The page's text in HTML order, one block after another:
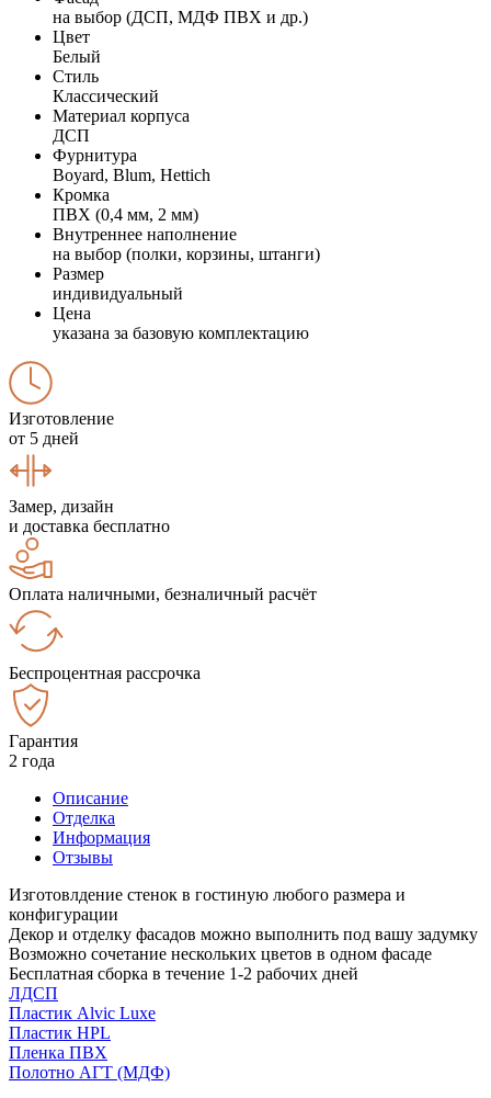
на выбор (ДСП, МДФ ПВХ и др.)
Цвет
Белый
Стиль
Классический
Материал корпуса
ДСП
Фурнитура
Boyard, Blum, Hettich
Кромка
ПВХ (0,4 мм, 2 мм)
Внутреннее наполнение
на выбор (полки, корзины, штанги)
Размер
индивидуальный
Цена
указана за базовую комплектацию
Изготовление
от 5 дней
Замер, дизайн
и доставка бесплатно
Оплата наличными, безналичный расчёт
Беспроцентная рассрочка
Гарантия
2 года
Описание
Отделка
Информация
Отзывы
Изготовлдение стенок в гостиную любого размера и
конфигурации
Декор и отделку фасадов можно выполнить под вашу задумку
Возможно сочетание нескольких цветов в одном фасаде
Бесплатная сборка в течение 1-2 рабочих дней
ЛДСП
Пластик Alvic Luxe
Пластик HPL
Пленка ПВХ
Полотно АГТ (МДФ)